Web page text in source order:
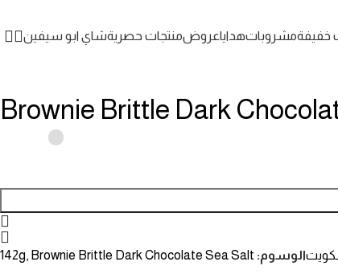
خفيفةمشروباتهداياعروضمنتجات حصريةشاي ابو سيفين
Brownie Brittle Dark
الوسوم: 142g, Brownie Brittle Dark Chocolate Sea Salt